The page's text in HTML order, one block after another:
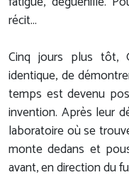
récit...
Cinq jours plus tôt,
identique, de
temps est devenu
invention. Après leur
laboratoire où se
monte dedans et
avant, en direction du